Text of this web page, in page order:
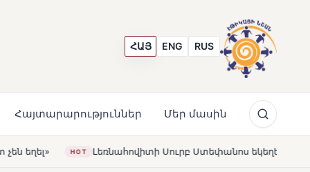
ՀԱՅ ENG RUS
Հայտարարություններ Մեր մասին
Սուրբ Ստեփանոս եկեղեցին վերակառուցվել է